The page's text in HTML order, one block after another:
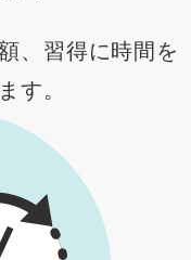
、習得に時間を
す。